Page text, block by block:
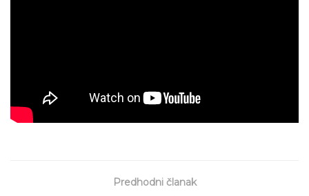
Predhodni članak